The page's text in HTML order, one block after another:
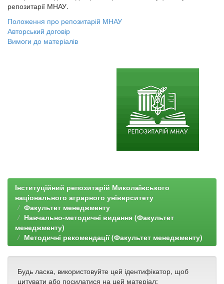
репозитарії МНАУ.
Положення про репозитарій МНАУ
Авторський договір
Вимоги до матеріалів
Інституційний репозитарій Миколаївського
національного аграрного університету
Факультет менеджменту
Навчально-методичні видання (Факультет
менеджменту)
Методичні рекомендації (Факультет менеджменту)
Будь ласка, використовуйте цей ідентифікатор, щоб
цитувати або посилатися на цей матеріал: